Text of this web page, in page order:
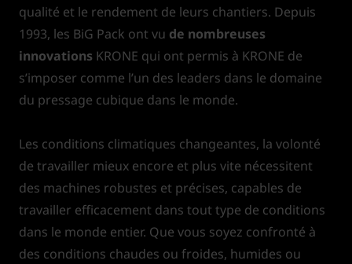
qualité et le rendement de leurs chantiers. Depuis
1993, les BiG Pack ont vu de nombreuses
innovations KRONE qui ont permis à KRONE de
s’imposer comme l’un des leaders dans le domaine
du pressage cubique dans le monde.
Les conditions climatiques changeantes, la volonté
de travailler mieux encore et plus vite nécessitent
des machines robustes et précises, capables de
travailler efficacement dans tout type de conditions
dans le monde entier. Que vous soyez confronté à
des conditions chaudes ou froides, humides ou